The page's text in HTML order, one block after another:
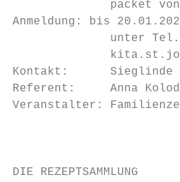
packet
Anmeldung: bis
unter
Kontakt:      Sieglinde
Referent:     Anna
Veranstalter:
DIE REZEPTSAMMLUNG